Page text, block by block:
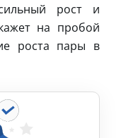
рост и
на пробой
роста пары в